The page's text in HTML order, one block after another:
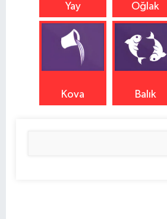
Yay Oğlak
Kova Balık